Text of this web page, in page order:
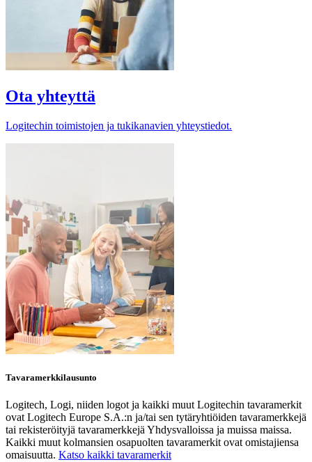
Ota yhteyttä
Logitechin toimistojen ja tukikanavien yhteystiedot.
Tavaramerkkilausunto
Logitech, Logi, niiden logot ja kaikki muut Logitechin tavaramerkit
ovat Logitech Europe S.A.:n ja/tai sen tytäryhtiöiden tavaramerkkejä
tai rekisteröityjä tavaramerkkejä Yhdysvalloissa ja muissa maissa.
Kaikki muut kolmansien osapuolten tavaramerkit ovat omistajiensa
omaisuutta. Katso kaikki tavaramerkit